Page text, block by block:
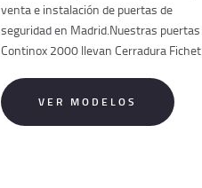
venta e instalación de puertas de
seguridad en Madrid.Nuestras puertas
Continox 2000 llevan Cerradura Fichet
VER MODELOS